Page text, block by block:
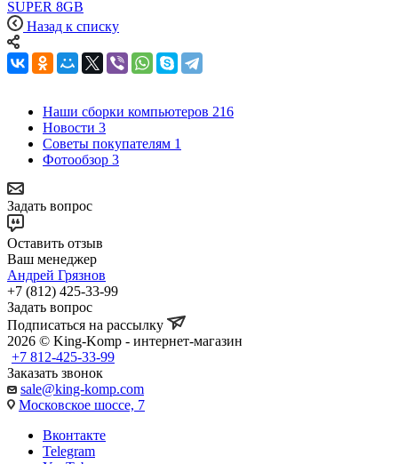
Назад к списку
Наши сборки компьютеров 216
Новости 3
Советы покупателям 1
Фотообзор 3
Задать вопрос
Оставить отзыв
Ваш менеджер
Андрей Грязнов
+7 (812) 425-33-99
Задать вопрос
Подписаться на рассылку
2026 © King-Komp - интернет-магазин
+7 812-425-33-99
Заказать звонок
sale@king-komp.com
Московское шоссе, 7
Вконтакте
Telegram